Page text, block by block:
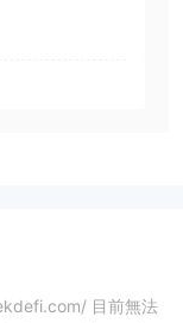
目前無法